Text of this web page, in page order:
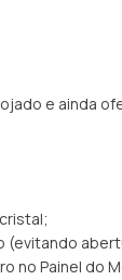
e ainda
no Painel do